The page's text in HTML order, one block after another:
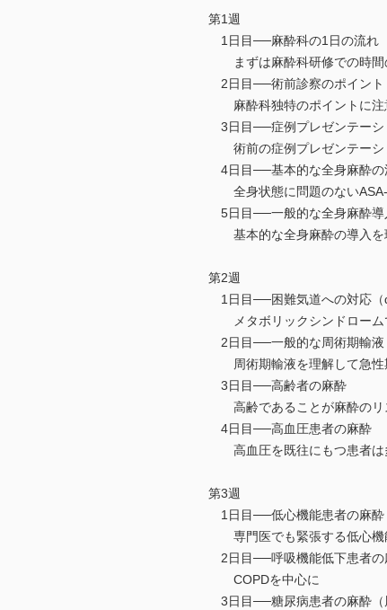
第1週
1日目──麻酔科の1日の流れ
まずは麻酔科研修での時間
2日目──術前診察のポイント
麻酔科独特のポイントに注
3日目──症例プレゼンテーシ
術前の症例プレゼンテーシ
4日目──基本的な全身麻酔の
全身状態に問題のないASA-
5日目──一般的な全身麻酔導
基本的な全身麻酔の導入を
第2週
1日目──困難気道への対応（
メタボリックシンドローム
2日目──一般的な周術期輸液
周術期輸液を理解して急性
3日目──高齢者の麻酔
高齢であることが麻酔のリ
4日目──高血圧患者の麻酔
高血圧を既往にもつ患者は
第3週
1日目──低心機能患者の麻酔
専門医でも緊張する低心機
2日目──呼吸機能低下患者の
COPDを中心に
3日目──糖尿病患者の麻酔（